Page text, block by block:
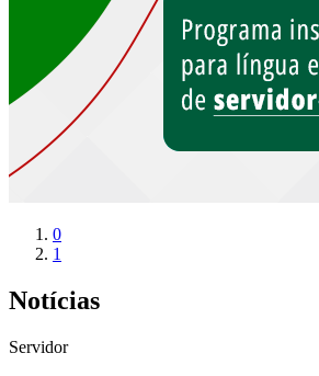
0
1
Notícias
Servidor